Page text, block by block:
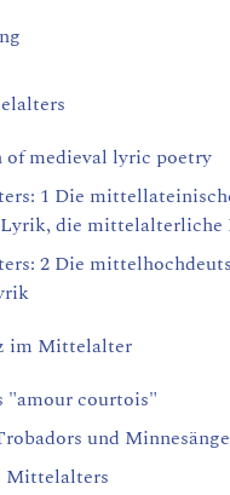
medieval lyric poetry
1 Die
die
2 Die
im Mittelalter
"amour courtois"
und
Mittelalters